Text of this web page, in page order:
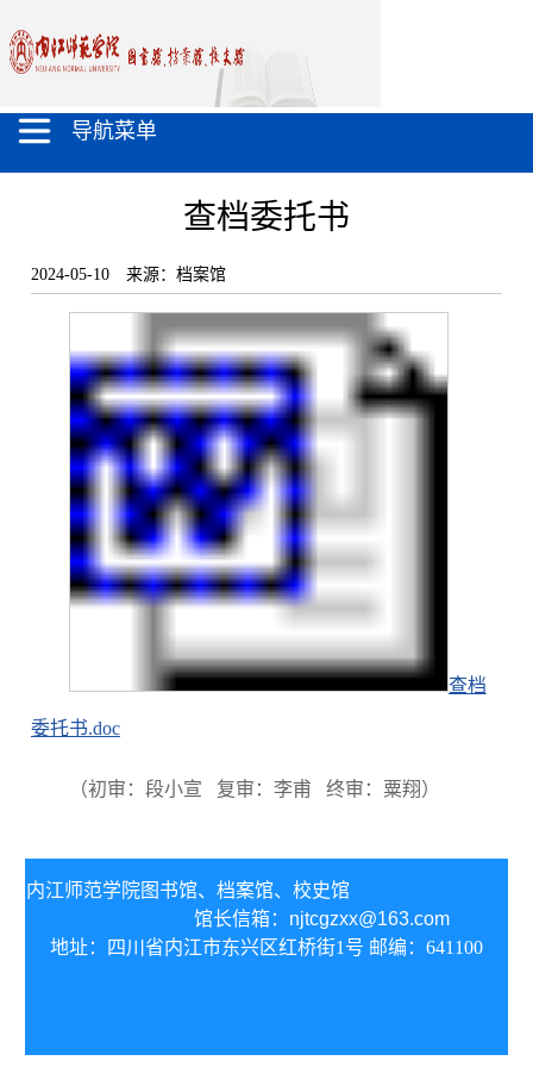
导航菜单
查档委托书
2024-05-10 来源：档案馆
查档
委托书.doc
（初审：段小宣 复审：李甫 终审：粟翔）
内江师范学院图书馆、 档案馆、校史馆
馆长信箱： njtcgzxx@163.com
地址：四川省内江市东兴区红桥街1号 邮编：641100